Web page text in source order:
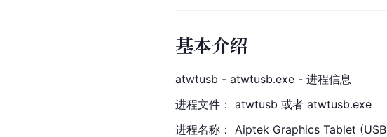
基本介绍
atwtusb - atwtusb.exe - 进程信息
进程文件： atwtusb 或者 atwtusb.exe
进程名称： Aiptek Graphics Tablet